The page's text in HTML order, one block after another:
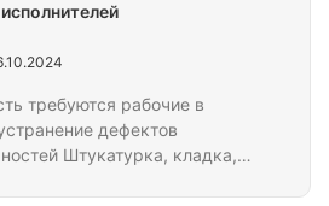
требуются рабочие в
дефектов
Штукатурка, кладка,